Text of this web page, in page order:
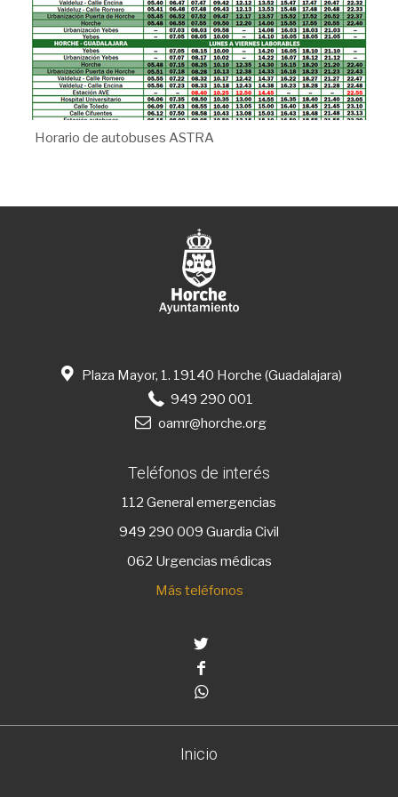
Horario de autobuses ASTRA
Plaza Mayor, 1. 19140 Horche (Guadalajara)
949 290 001
oamr@horche.org
Teléfonos de interés
112 General emergencias
949 290 009 Guardia Civil
062 Urgencias médicas
Más teléfonos
Inicio